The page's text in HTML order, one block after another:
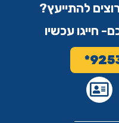
להתייעץ?
חייגו עכשיו